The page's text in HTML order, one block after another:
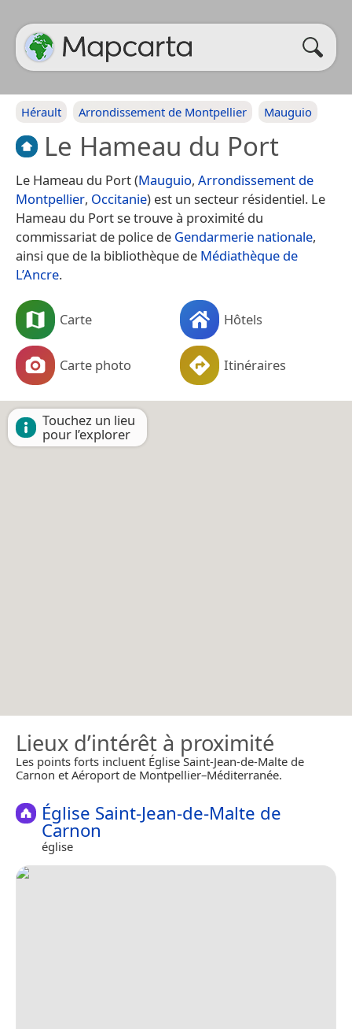
Hérault Arrondissement de Montpellier Mauguio
Le Hameau du Port
Le Hameau du Port (Mauguio, Arrondissement de
Montpellier, Occitanie) est un secteur résidentiel. Le
Hameau du Port se trouve à proximité du
commissariat de police de Gendarmerie nationale,
ainsi que de la bibliothèque de Médiathèque de
L’Ancre.
Carte Hôtels
Carte photo Itinéraires
Touchez un lieu
pour l’explorer
Lieux d’intérêt à proximité
Les points forts incluent Église Saint-Jean-de-Malte de
Carnon et Aéroport de Montpellier–Méditerranée.
Église Saint-Jean-de-Malte de
Carnon
église